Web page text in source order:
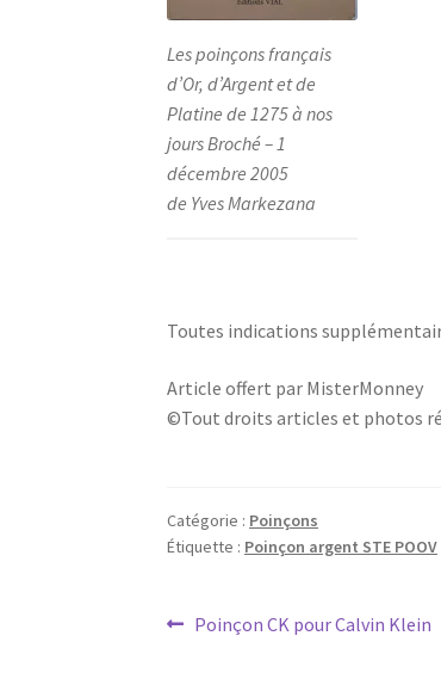
Les poinçons français
d’Or, d’Argent et de
Platine de 1275 à nos
jours Broché – 1
décembre 2005
de Yves Markezana
Toutes indications
Article offert par MisterMonney
©Tout droits articles et photos
Catégorie : Poinçons
Étiquette : Poinçon argent STE POOV
Poinçon CK pour Calvin Klein